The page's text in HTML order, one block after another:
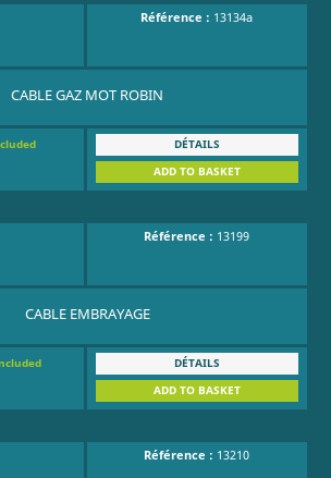
Référence : 13134a
CABLE GAZ MOT ROBIN
DÉTAILS
ADD TO BASKET
Référence : 13199
CABLE EMBRAYAGE
DÉTAILS
ADD TO BASKET
Référence : 13210